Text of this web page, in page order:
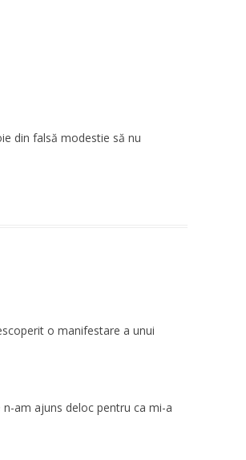
din falsă modestie să nu
o manifestare a unui
am ajuns deloc pentru ca mi-a